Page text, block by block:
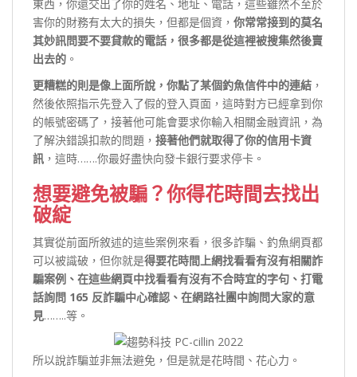
東西，你還交出了你的姓名、地址、電話，這些雖然不至於
害你的財務有太大的損失，但都是個資， 你常常接到的莫名
其妙訊問要不要貸款的電話，很多都是從這裡被搜集然後賣
出去的 。
更糟糕的則是像上面所說，你點了某個釣魚信件中的連結 ，
然後依照指示先登入了假的登入頁面，這時對方已經拿到你
的帳號密碼了，接著他可能會要求你輸入相關金融資訊，為
了解決錯誤扣款的問題， 接著他們就取得了你的信用卡資
訊 ，這時…….你最好盡快向發卡銀行要求停卡。
想要避免被騙？你得花時間去找出
破綻
其實從前面所敘述的這些案例來看，很多詐騙、釣魚網頁都
可以被識破，但你就是得要花時間上網找看看有沒有相關詐
騙案例、在這些網頁中找看看有沒有不合時宜的字句、打電
話詢問 165 反詐騙中心確認、在網路社團中詢問大家的意
見……..等。
所以說詐騙並非無法避免，但是就是花時間、花心力。